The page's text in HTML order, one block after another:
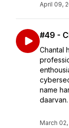
April 09,
#49 -
Chantal
name
March